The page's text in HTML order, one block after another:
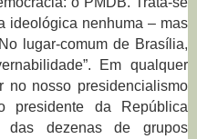
ideológica nenhuma – mas
lugar-comum de Brasília,
Em qualquer
no nosso presidencialismo
presidente da República
das dezenas de grupos